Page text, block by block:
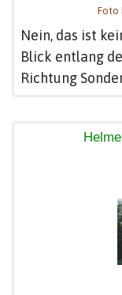
Foto
Nein, das ist
Blick entlang
Richtung